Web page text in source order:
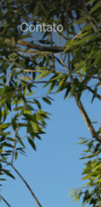
Contato